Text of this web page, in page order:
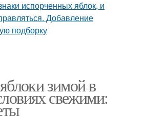
зимой в
свежими: